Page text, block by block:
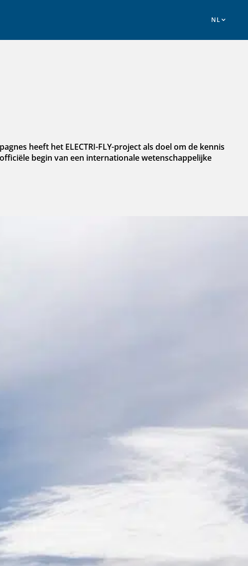
heeft het ELECTRI-FLY-project als doel om de kennis
begin van een internationale wetenschappelijke